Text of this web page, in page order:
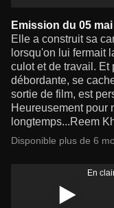
Emission du 05
Elle a construit sa
lorsqu'on lui fermait
culot et de travail. Et
débordante, se
sortie de film, est
Heureusement pour
longtemps...Reem
Disponible plus de 6
En